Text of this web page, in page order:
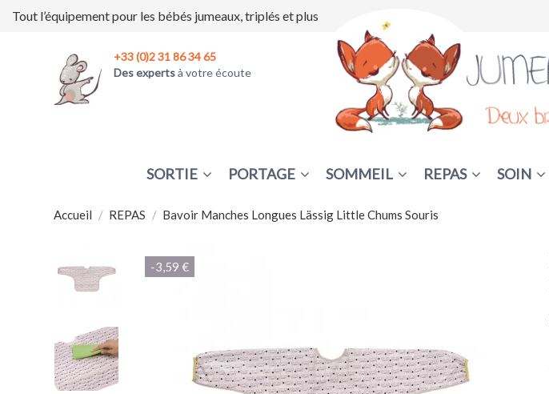
Tout l’équipement pour les bébés jumeaux, triplés et plus
+33 (0)2 31 86 34 65
Des expertsà votre écoute
SORTIE PORTAGE SOMMEIL REPAS SOIN
Accueil REPAS Bavoir Manches Longues Lässig Little Chums Souris
-3,59 €